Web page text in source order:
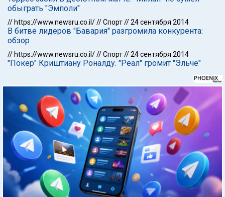
обыграть "Эмполи"
// https://www.newsru.co.il///Спорт//24 сентября 2014
В битве лидеров "Бавария" разгромила конкурента:
обзор
// https://www.newsru.co.il///Спорт//24 сентября 2014
"Покер" Криштиану Роналду. "Реал" громит "Эльче"